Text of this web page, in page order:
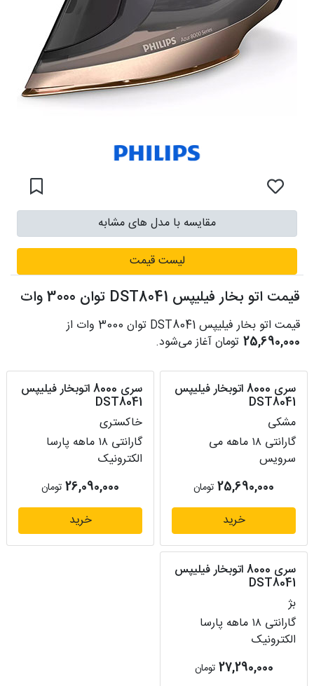
مقایسه با مدل های مشابه
لیست قیمت
قیمت اتو بخار فیلیپس DST8041 توان 3000 وات
قیمت اتو بخار فیلیپس DST8041 توان 3000 وات از
25,690,000 تومان آغاز می‌شود.
سری 8000 اتوبخار فیلیپس
DST8041
مشکی
گارانتی ۱۸ ماهه می
سرویس
25,690,000 تومان
خرید
سری 8000 اتوبخار فیلیپس
DST8041
خاکستری
گارانتی ۱۸ ماهه پارسا
الکترونیک
26,090,000 تومان
خرید
سری 8000 اتوبخار فیلیپس
DST8041
بژ
گارانتی ۱۸ ماهه پارسا
الکترونیک
27,290,000 تومان